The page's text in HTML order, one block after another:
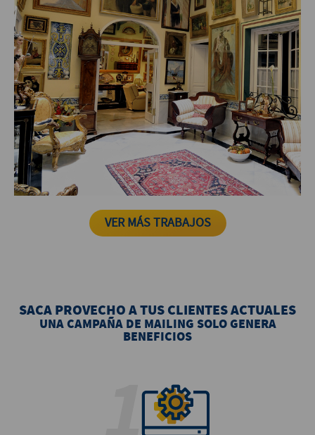
SUBASTAS FÍGARO
VER MÁS TRABAJOS
SACA PROVECHO A TUS CLIENTES ACTUALES
UNA CAMPAÑA DE MAILING SOLO GENERA
BENEFICIOS